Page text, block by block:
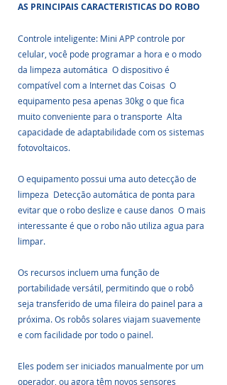
AS PRINCIPAIS CARACTERISTICAS DO ROBO
Controle inteligente: Mini APP controle por
celular, você pode programar a hora e o modo
da limpeza automática  O dispositivo é
compatível com a Internet das Coisas  O
equipamento pesa apenas 30kg o que fica
muito conveniente para o transporte  Alta
capacidade de adaptabilidade com os sistemas
fotovoltaicos.
O equipamento possui uma auto detecção de
limpeza  Detecção automática de ponta para
evitar que o robo deslize e cause danos  O mais
interessante é que o robo não utiliza agua para
limpar.
Os recursos incluem uma função de
portabilidade versátil, permitindo que o robô
seja transferido de uma fileira do painel para a
próxima. Os robôs solares viajam suavemente
e com facilidade por todo o painel.
Eles podem ser iniciados manualmente por um
operador, ou agora têm novos sensores